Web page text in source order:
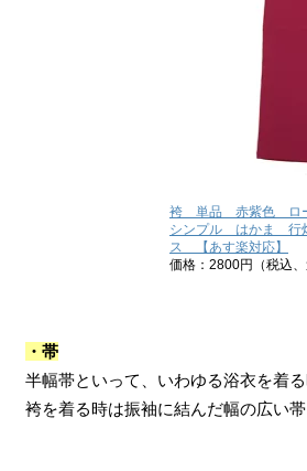
袴 単品 赤紫色 ロ
シンプル はかま 行
ス 【あす楽対応】
価格：2800円（税込
・帯
半幅帯といって、いわゆる浴衣を着
袴を着る時は振袖に結んだ幅の広い